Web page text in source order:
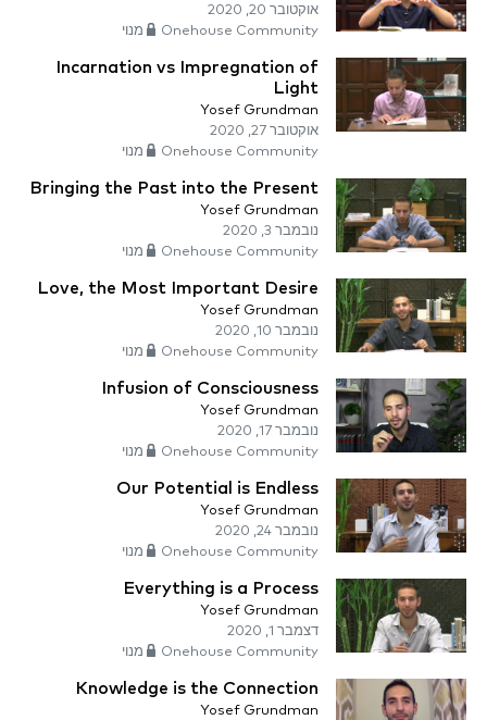
אוקטובר 20, 2020
Onehouse Community מנוי
Incarnation vs Impregnation of
Light
Yosef Grundman
אוקטובר 27, 2020
Onehouse Community מנוי
Bringing the Past into the Present
Yosef Grundman
נובמבר 3, 2020
Onehouse Community מנוי
Love, the Most Important Desire
Yosef Grundman
נובמבר 10, 2020
Onehouse Community מנוי
Infusion of Consciousness
Yosef Grundman
נובמבר 17, 2020
Onehouse Community מנוי
Our Potential is Endless
Yosef Grundman
נובמבר 24, 2020
Onehouse Community מנוי
Everything is a Process
Yosef Grundman
דצמבר 1, 2020
Onehouse Community מנוי
Knowledge is the Connection
Yosef Grundman